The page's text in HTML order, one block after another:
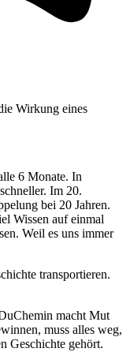
Wirkung eines
6 Monate. In
Im 20.
bei 20 Jahren.
Wissen auf einmal
Weil es uns immer
transportieren.
macht Mut
muss alles weg,
Geschichte gehört.